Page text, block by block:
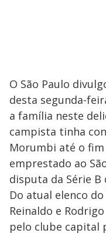
O São Paulo
desta segunda-
a família neste
campista tinha
Morumbi até o
emprestado ao
disputa da Série
Do atual elenco
Reinaldo e
pelo clube capital